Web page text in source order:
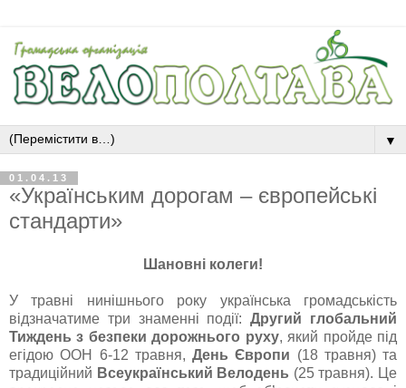
▼
01.04.13
«Українським дорогам – європейські
стандарти»
Шановні колеги!
У травні нинішнього року українська громадськість
відзначатиме три знаменні події:Другий глобальний
Тиждень з безпеки дорожнього руху, який пройде під
егідою ООН 6-12 травня, День Європи (18 травня) та
традиційний Всеукраїнський Велодень (25 травня). Це